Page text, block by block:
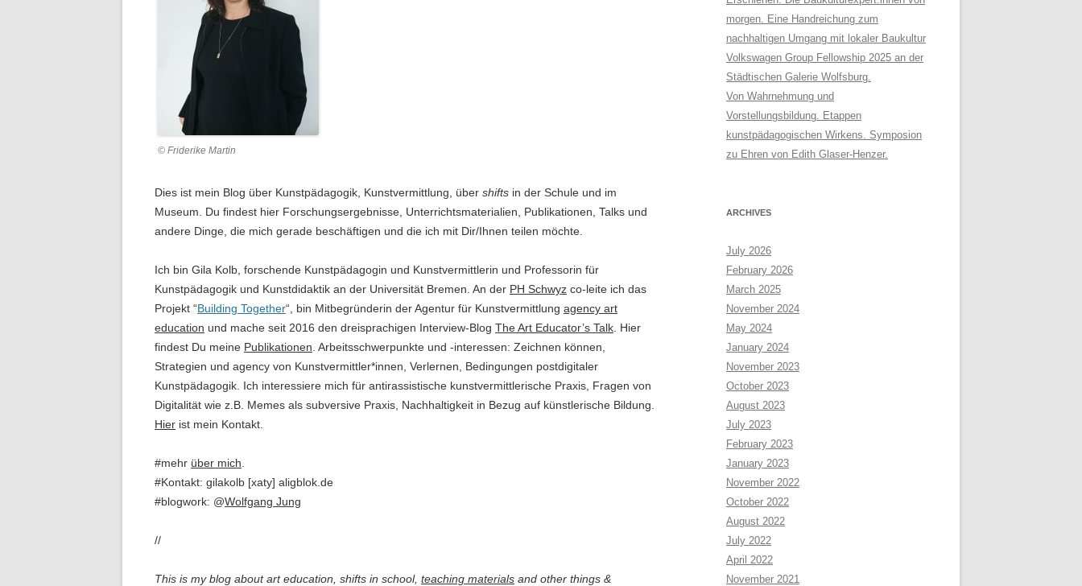
SCHWIERIGE/R SCHÜLER_IN?
WAS HEISST EIGENTLICH „
BER KUNST?
WAS SOLL DAS: NOTEN IM
KUNSTUNTERRICHT?
WAS INTERESSIERT EIGENTLICH
SCHÜLER_INNEN AM
KUNSTUNTERRICHT?
© Friderike Martin
Dies ist mein Blog über Kunstpädagogik, Kunstvermittlung, über shifts in der Schule und im
Museum. Du findest hier Forschungsergebnisse, Unterrichtsmaterialien, Publikationen, Talks und
andere Dinge, die mich gerade beschäftigen und die ich mit Dir/Ihnen teilen möchte.
Ich bin Gila Kolb, forschende Kunstpädagogin und Kunstvermittlerin und Professorin für
Kunstpädagogik und Kunstdidaktik an der Universität Bremen. An der PH Schwyz co-leite ich das
Projekt “Building Together“, bin Mitbegründerin der Agentur für Kunstvermittlung agency art
education und mache seit 2016 den dreisprachigen Interview-Blog The Art Educator’s Talk . Hier
findest Du meine Publikationen . Arbeitsschwerpunkte und -interessen: Zeichnen können,
Strategien und agency von Kunstvermittler*innen, Verlernen, Bedingungen postdigitaler
Kunstpädagogik. Ich interessiere mich für antirassistische kunstvermittlerische Praxis, Fragen von
Digitalität wie z.B. Memes als subversive Praxis, Nachhaltigkeit in Bezug auf künstlerische Bildung.
Hier ist mein Kontakt.
#mehr über mich
#Kontakt: gilakolb [xaty] aligblok.de
#blogwork: @Wolfgang Jung
//
This is my blog about art education, shifts in school, teaching materials and other things &
morgen. Eine Handreichung zum
nachhaltigen Umgang mit lokaler Baukultur
Volkswagen Group Fellowship 2025 an der
Städtischen Galerie Wolfsburg.
Von Wahrnehmung und
Vorstellungsbildung. Etappen
kunstpädagogischen Wirkens. Symposion
zu Ehren von Edith Glaser-Henzer.
ARCHIVES
July 2026
February 2026
March 2025
November 2024
May 2024
January 2024
November 2023
October 2023
August 2023
July 2023
February 2023
January 2023
November 2022
October 2022
August 2022
July 2022
April 2022
November 2021